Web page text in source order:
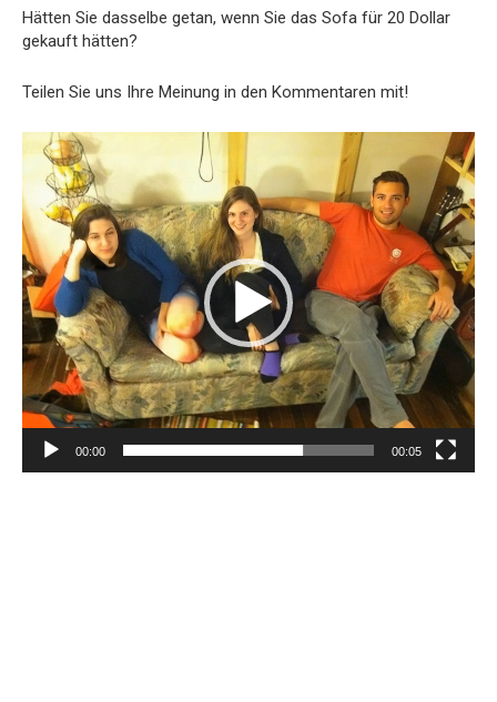
Hätten Sie dasselbe getan, wenn Sie das Sofa für 20 Dollar
gekauft hätten?
Teilen Sie uns Ihre Meinung in den Kommentaren mit!
Video-
Player
00:00 00:05